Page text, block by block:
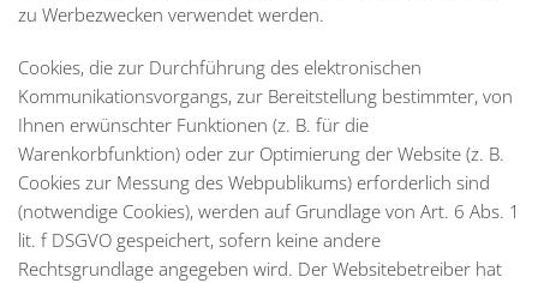
zu Werbezwecken verwendet werden.
Cookies, die zur Durchführung des elektronischen
Kommunikationsvorgangs, zur Bereitstellung bestimmter, von
Ihnen erwünschter Funktionen (z. B. für die
Warenkorbfunktion) oder zur Optimierung der Website (z. B.
Cookies zur Messung des Webpublikums) erforderlich sind
(notwendige Cookies), werden auf Grundlage von Art. 6 Abs. 1
lit. f DSGVO gespeichert, sofern keine andere
Rechtsgrundlage angegeben wird. Der Websitebetreiber hat